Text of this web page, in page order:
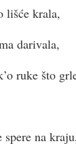
lišće krala,
darivala,
ruke što
spere na